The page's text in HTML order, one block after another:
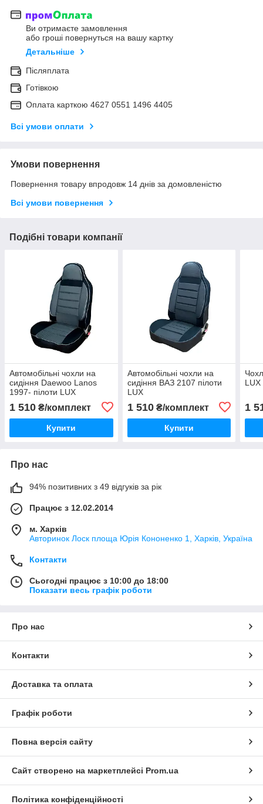
Ви отримаєте замовлення
або гроші повернуться на вашу картку
Детальніше
Післяплата
Готівкою
Оплата карткою 4627 0551 1496 4405
Всі умови оплати
Умови повернення
Повернення товару впродовж 14 днів за домовленістю
Всі умови повернення
Подібні товари компанії
Автомобільні чохли на
сидіння Daewoo Lanos
1997- пілоти LUX
1 510 ₴/комплект
Купити
Автомобільні чохли на
сидіння ВАЗ 2107 пілоти
LUX
1 510₴/комплект
Купити
LUX
1
Про нас
94% позитивних з 49 відгуків за рік
Працює з 12.02.2014
м. Харків
Авторинок Лоск площа Юрія Кононенко 1, Харків, Україна
Контакти
Сьогодні працює з 10:00 до 18:00
Показати весь графік роботи
Про нас
Контакти
Доставка та оплата
Графік роботи
Повна версія сайту
Сайт створено на маркетплейсі Prom.ua
Політика конфіденційності